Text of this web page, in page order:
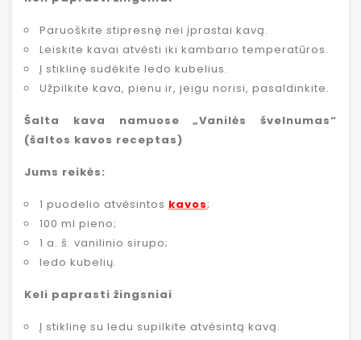
Paruoškite stipresnę nei įprastai kavą.
Leiskite kavai atvėsti iki kambario temperatūros.
Į stiklinę sudėkite ledo kubelius.
Užpilkite kava, pienu ir, jeigu norisi, pasaldinkite.
Šalta kava namuose „Vanilės švelnumas“
(šaltos kavos receptas)
Jums reikės:
1 puodelio atvėsintos kavos;
100 ml pieno;
1 a. š. vanilinio sirupo;
ledo kubelių.
Keli paprasti žingsniai
Į stiklinę su ledu supilkite atvėsintą kavą.